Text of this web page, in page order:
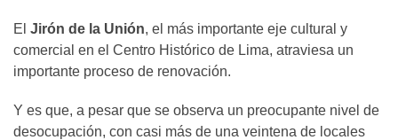
El Jirón de la Unión, el más importante eje cultural y
comercial en el Centro Histórico de Lima, atraviesa un
importante proceso de renovación.
Y es que, a pesar que se observa un preocupante nivel de
desocupación, con casi más de una veintena de locales